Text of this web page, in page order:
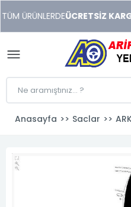
xonusu
veren
sitolar
ÜRÜNLERDEÜCRETSİZ
Anasayfa Saclar